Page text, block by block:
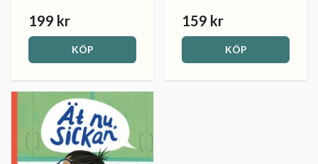
199 kr
KÖP
159 kr
KÖP